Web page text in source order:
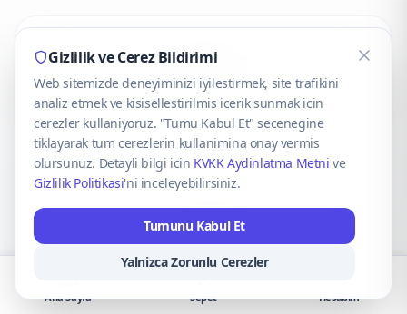
CaseOnn
© 2025 CaseOnn. Tüm hakları saklıdır.
VISA Mastercard
Gizlilik ve Cerez Bildirimi
Web sitemizde deneyiminizi iyilestirmek, site trafikini
analiz etmek ve kisisellestirilmis icerik sunmak icin
cerezler kullaniyoruz. "Tumu Kabul Et" secenegine
tiklayarak tum cerezlerin kullanimina onay vermis
olursunuz. Detayli bilgi icin KVKK Aydinlatma Metni ve
Gizlilik Politikasi'ni inceleyebilirsiniz.
Tumunu Kabul Et
Yalnizca Zorunlu Cerezler
Ana Sayfa Sepet Hesabım